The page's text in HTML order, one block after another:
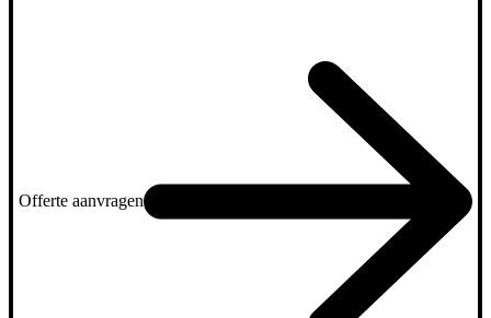
Offerte aanvragen